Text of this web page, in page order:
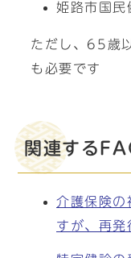
姫路市国民
ただし、65歳
も必要です
関連する
介護保険の
すが、再発